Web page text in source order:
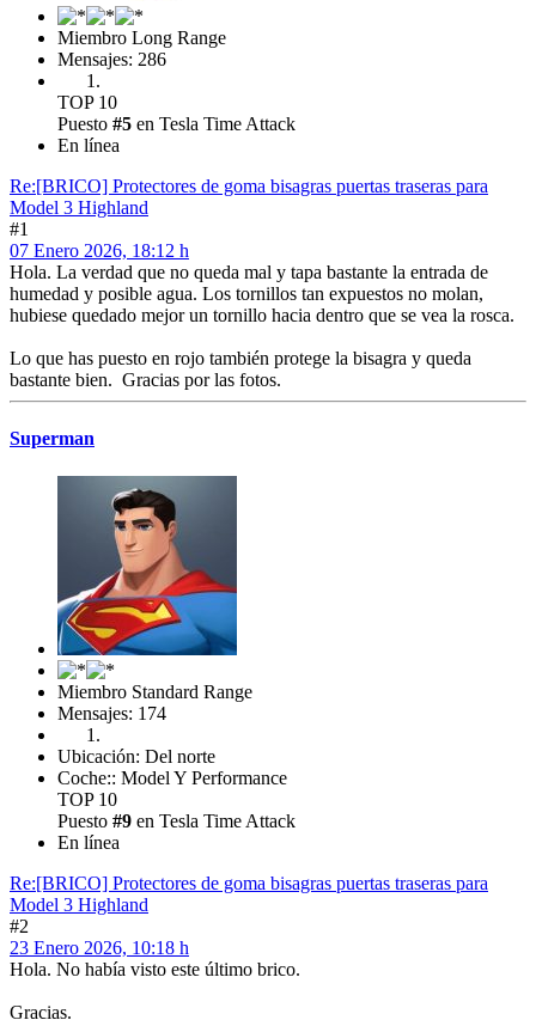
Miembro Long Range
Mensajes: 286
TOP 10
Puesto #5 en Tesla Time Attack
En línea
Re:[BRICO] Protectores de goma bisagras puertas traseras para
Model 3 Highland
#1
07 Enero 2026, 18:12 h
Hola. La verdad que no queda mal y tapa bastante la entrada de
humedad y posible agua. Los tornillos tan expuestos no molan,
hubiese quedado mejor un tornillo hacia dentro que se vea la rosca.
Lo que has puesto en rojo también protege la bisagra y queda
bastante bien. Gracias por las fotos.
Superman
Miembro Standard Range
Mensajes: 174
Ubicación: Del norte
Coche:: Model Y Performance
TOP 10
Puesto #9 en Tesla Time Attack
En línea
Re:[BRICO] Protectores de goma bisagras puertas traseras para
Model 3 Highland
#2
23 Enero 2026, 10:18 h
Hola. No había visto este último brico.
Gracias.